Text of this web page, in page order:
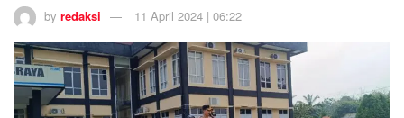
by redaksi 11 April 2024 | 06:22